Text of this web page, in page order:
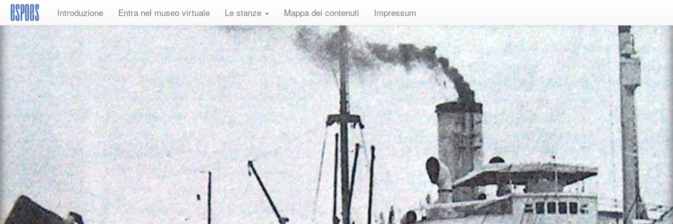
Introduzione Entra nel museo virtuale Le stanze Mappa dei contenuti Impressum